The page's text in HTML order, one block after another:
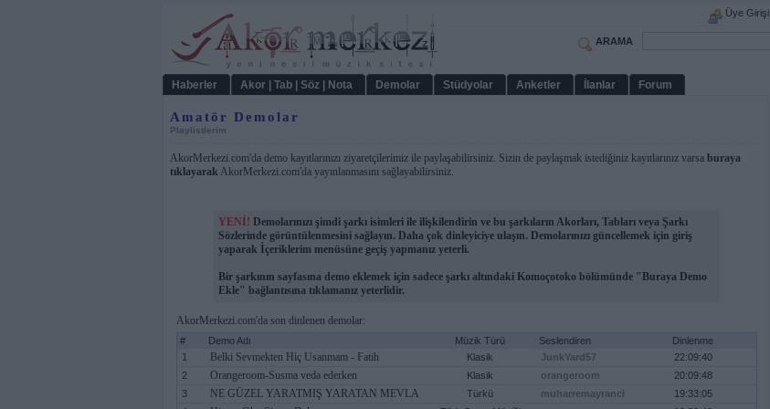
Üye Girişi
ARAMA
Haberler Akor | Tab | Söz | Nota Demolar Stüdyolar Anketler İlanlar Forum
Amatör Demolar
Playlistlerim
AkorMerkezi.com'da demo kayıtlarınızı ziyaretçilerimiz ile paylaşabilirsiniz. Sizin de paylaşmak istediğiniz kayıtlarınız varsa buraya
tıklayarak AkorMerkezi.com'da yayınlanmasını sağlayabilirsiniz.
YENİ! Demolarınızı şimdi şarkı isimleri ile ilişkilendirin ve bu şarkıların Akorları, Tabları veya Şarkı
Sözlerinde görüntülenmesini sağlayın. Daha çok dinleyiciye ulaşın. Demolarınızı güncellemek için giriş
yaparak İçeriklerim menüsüne geçiş yapmanız yeterli.
Bir şarkının sayfasına demo eklemek için sadece şarkı altındaki Komoçotoko bölümünde "Buraya Demo
Ekle" bağlantısına tıklamanız yeterlidir.
AkorMerkezi.com'da son dinlenen demolar:
# Demo Adı Müzik Türü Seslendiren
Dinlenme
1
Belki Sevmekten Hiç Usanmam - Fatih Klasik JunkYard57
22:09:40
2
Orangeroom-Susma veda ederken Klasik orangeroom
20:09:48
3
NE GÜZEL YARATMIŞ YARATAN MEVLA Türkü muharremayranci
19:33:05